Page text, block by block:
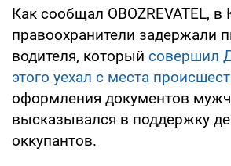
Как сообщал OBOZREVATEL, в
правоохранители задержали
водителя, который совершил
этого уехал с места
оформления документов
высказывался в поддержку
оккупантов.